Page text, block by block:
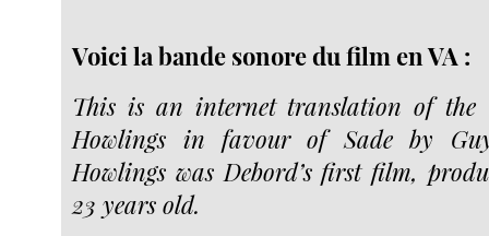
Voici la bande sonore du film en VA :
This is an internet translation of the
Howlings in favour of Sade by
Howlings was Debord’s first film,
23 years old.